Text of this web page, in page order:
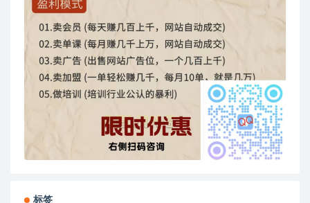
标签